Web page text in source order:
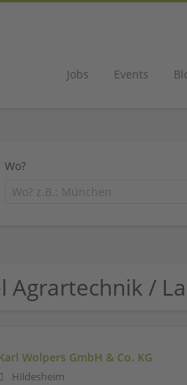
Jobs Events
Wo?
Agrartechnik /
Wolpers GmbH & Co. KG
Hildesheim